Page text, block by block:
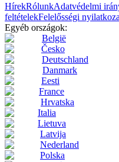
HírekRólunkAdatvédelmi
feltételekFelelősségi
Egyéb országok:
België
Česko
Deutschland
Danmark
Eesti
France
Hrvatska
Italia
Lietuva
Latvija
Nederland
Polska